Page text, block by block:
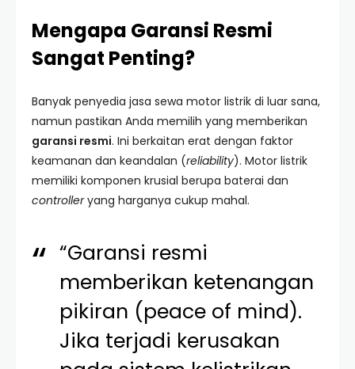
Mengapa Garansi Resmi
Sangat Penting?
Banyak penyedia jasa sewa motor listrik di luar sana,
namun pastikan Anda memilih yang memberikan
garansi resmi. Ini berkaitan erat dengan faktor
keamanan dan keandalan (reliability). Motor listrik
memiliki komponen krusial berupa baterai dan
controlleryang harganya cukup mahal.
“Garansi resmi
memberikan ketenangan
pikiran (peace of mind).
Jika terjadi kerusakan